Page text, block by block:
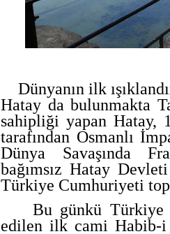
Dünyanın ilk
Hatay da bulunmakta
sahipliği yapan Hatay,
tarafından Osmanlı
Dünya Savaşında
bağımsız Hatay
Türkiye Cumhuriyeti
Bu günkü Türkiye
edilen ilk cami Habib-i